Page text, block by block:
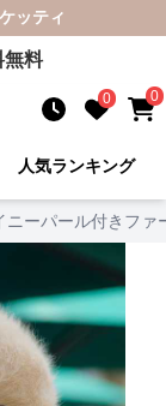
ッティ
無料
0 0
人気ランキング
ニーパール付きファ